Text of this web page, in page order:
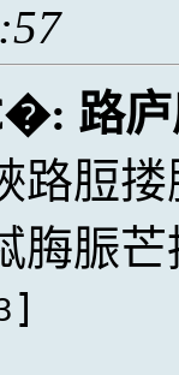
路
路脰
脢脤芒
]